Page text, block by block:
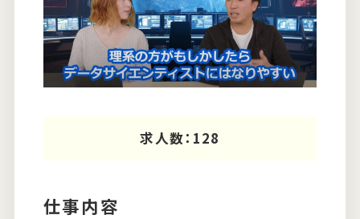
求人数：128
仕事内容